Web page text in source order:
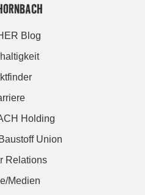
Blog
Holding
Union
Relations
Medien